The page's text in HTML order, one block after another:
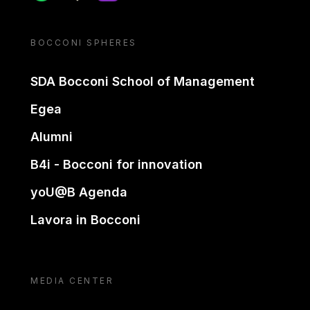
BOCCONI SPHERES
SDA Bocconi School of Management
Egea
Alumni
B4i - Bocconi for innovation
yoU@B Agenda
Lavora in Bocconi
MEDIA CENTER